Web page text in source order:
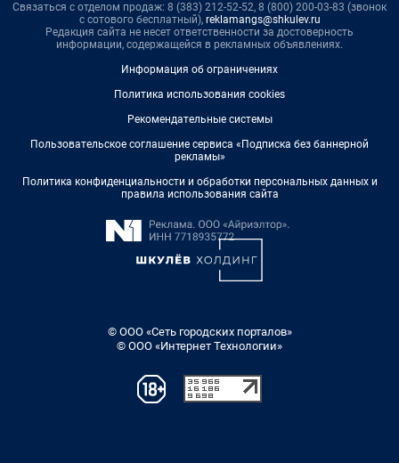
Связаться с отделом продаж: 8 (383) 212-52-52, 8 (800) 200-03-83 (звонок
с сотового бесплатный), reklamangs@shkulev.ru
Редакция сайта не несет ответственности за достоверность
информации, содержащейся в рекламных объявлениях.
Информация об ограничениях
Политика использования cookies
Рекомендательные системы
Пользовательское соглашение сервиса «Подписка без баннерной
рекламы»
Политика конфиденциальности и обработки персональных данных и
правила использования сайта
© ООО «Сеть городских порталов»
© ООО «Интернет Технологии»